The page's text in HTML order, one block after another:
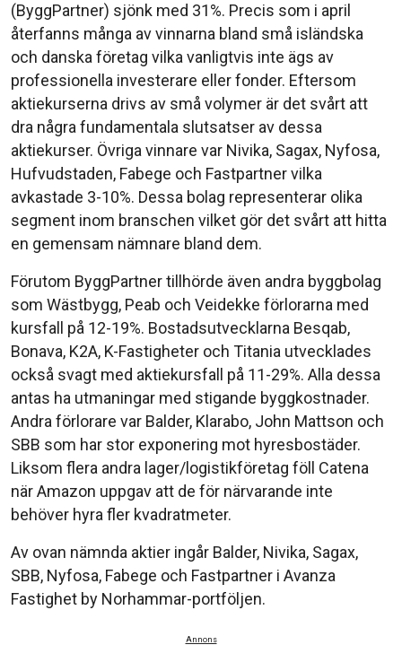
(ByggPartner) sjönk med 31%. Precis som i april
återfanns många av vinnarna bland små isländska
och danska företag vilka vanligtvis inte ägs av
professionella investerare eller fonder. Eftersom
aktiekurserna drivs av små volymer är det svårt att
dra några fundamentala slutsatser av dessa
aktiekurser. Övriga vinnare var Nivika, Sagax, Nyfosa,
Hufvudstaden, Fabege och Fastpartner vilka
avkastade 3-10%. Dessa bolag representerar olika
segment inom branschen vilket gör det svårt att hitta
en gemensam nämnare bland dem.
Förutom ByggPartner tillhörde även andra byggbolag
som Wästbygg, Peab och Veidekke förlorarna med
kursfall på 12-19%. Bostadsutvecklarna Besqab,
Bonava, K2A, K-Fastigheter och Titania utvecklades
också svagt med aktiekursfall på 11-29%. Alla dessa
antas ha utmaningar med stigande byggkostnader.
Andra förlorare var Balder, Klarabo, John Mattson och
SBB som har stor exponering mot hyresbostäder.
Liksom flera andra lager/logistikföretag föll Catena
när Amazon uppgav att de för närvarande inte
behöver hyra fler kvadratmeter.
Av ovan nämnda aktier ingår Balder, Nivika, Sagax,
SBB, Nyfosa, Fabege och Fastpartner i Avanza
Fastighet by Norhammar-portföljen.
Annons